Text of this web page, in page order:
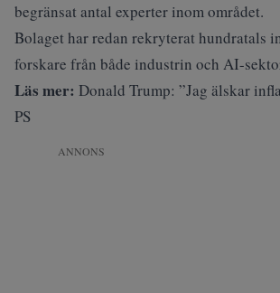
begränsat antal experter inom området.
Bolaget har redan rekryterat hundratals
forskare från både industrin och AI-
Läs mer: Donald Trump: ”Jag älskar
PS
ANNONS